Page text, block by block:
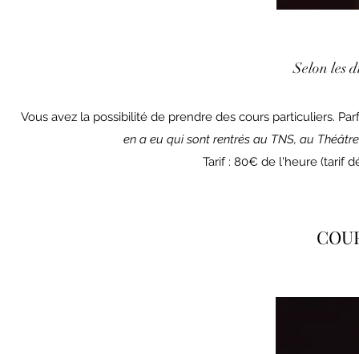
Selon les
Vous avez la possibilité de prendre des cours particuliers.
en a eu qui sont rentrés au TNS, au
Tarif : 80€ de l'heure (tarif